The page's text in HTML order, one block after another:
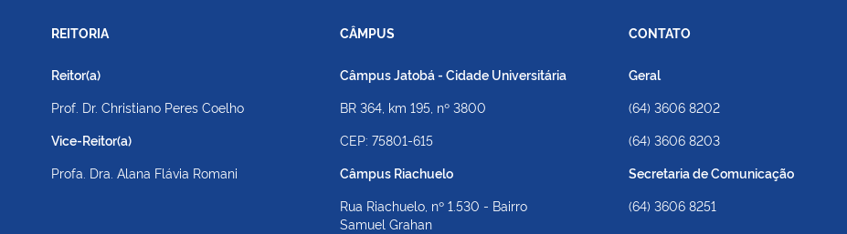
REITORIA
Reitor(a)
Prof. Dr. Christiano Peres Coelho
Vice-Reitor(a)
Profa. Dra. Alana Flávia Romani
CÂMPUS
Câmpus Jatobá - Cidade Universitária
BR 364, km 195, nº 3800
CEP: 75801-615
Câmpus Riachuelo
Rua Riachuelo, nº 1.530 - Bairro
Samuel Grahan
CONTATO
Geral
(64) 3606 8202
(64) 3606 8203
Secretaria de Comunicação
(64) 3606 8251